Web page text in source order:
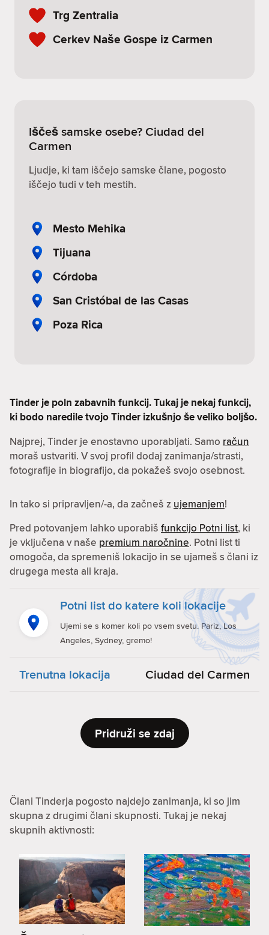
Trg Zentralia
Cerkev Naše Gospe iz Carmen
Iščeš samske osebe? Ciudad del
Carmen
Ljudje, ki tam iščejo samske člane, pogosto
iščejo tudi v teh mestih.
Mesto Mehika
Tijuana
Córdoba
San Cristóbal de las Casas
Poza Rica
Tinder je poln zabavnih funkcij. Tukaj je nekaj funkcij,
ki bodo naredile tvojo Tinder izkušnjo še veliko boljšo.
Najprej, Tinder je enostavno uporabljati. Samo račun
moraš ustvariti. V svoj profil dodaj zanimanja/strasti,
fotografije in biografijo, da pokažeš svojo osebnost.
In tako si pripravljen/-a, da začneš z ujemanjem!
Pred potovanjem lahko uporabiš funkcijo Potni list, ki
je vključena v naše premium naročnine. Potni list ti
omogoča, da spremeniš lokacijo in se ujameš s člani iz
drugega mesta ali kraja.
Potni list do katere koli lokacije
Ujemi se s komer koli po vsem svetu. Pariz, Los
Angeles, Sydney, gremo!
Trenutna lokacija Ciudad del Carmen
Pridruži se zdaj
Člani Tinderja pogosto najdejo zanimanja, ki so jim
skupna z drugimi člani skupnosti. Tukaj je nekaj
skupnih aktivnosti: